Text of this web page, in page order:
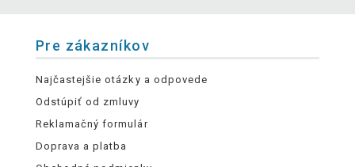
Pre zákazníkov
Najčastejšie otázky a odpovede
Odstúpiť od zmluvy
Reklamačný formulár
Doprava a platba